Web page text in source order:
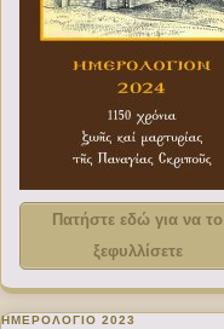
Πατήστε εδώ για να το
ξεφυλλίσετε
ΗΜΕΡΟΛΟΓΙΟ 2023